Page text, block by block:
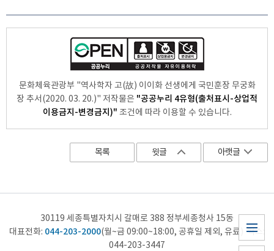
문화체육관광부 "역사학자 고(故) 이이화 선생에게 국민훈장 무궁화
장 추서(2020. 03. 20.)" 저작물은 "공공누리 4유형(출처표시-상업적
이용금지-변경금지)" 조건에 따라 이용할 수 있습니다.
목록 윗글 아랫글
사이트
30119 세종특별자치시 갈매로 388 정부세종청사 15동
대표전화: 044-203-2000(월~금 09:00~18:00, 공휴일 제외, 유료) 팩스:
044-203-3447